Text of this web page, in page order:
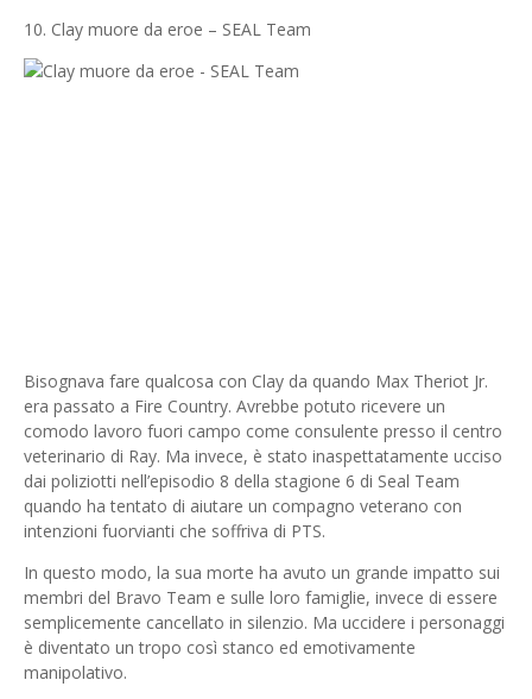
10. Clay muore da eroe – SEAL Team
Bisognava fare qualcosa con Clay da quando Max Theriot Jr.
era passato a Fire Country. Avrebbe potuto ricevere un
comodo lavoro fuori campo come consulente presso il centro
veterinario di Ray. Ma invece, è stato inaspettatamente ucciso
dai poliziotti nell’episodio 8 della stagione 6 di Seal Team
quando ha tentato di aiutare un compagno veterano con
intenzioni fuorvianti che soffriva di PTS.
In questo modo, la sua morte ha avuto un grande impatto sui
membri del Bravo Team e sulle loro famiglie, invece di essere
semplicemente cancellato in silenzio. Ma uccidere i personaggi
è diventato un tropo così stanco ed emotivamente
manipolativo.